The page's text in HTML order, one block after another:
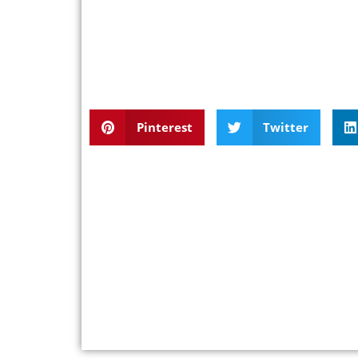
Pinterest Twitter